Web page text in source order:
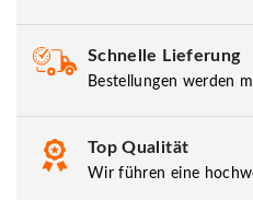
Schnelle Lieferung
Bestellungen werden
Top Qualität
Wir führen eine